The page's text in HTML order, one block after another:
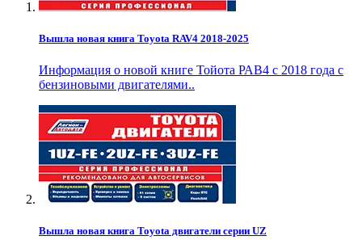
Вышла новая книга Toyota RAV4 2018-2025
Информация о новой книге Тойота РАВ4 с 2018 года с
бензиновыми двигателями..
Вышла новая книга Toyota двигатели серии UZ